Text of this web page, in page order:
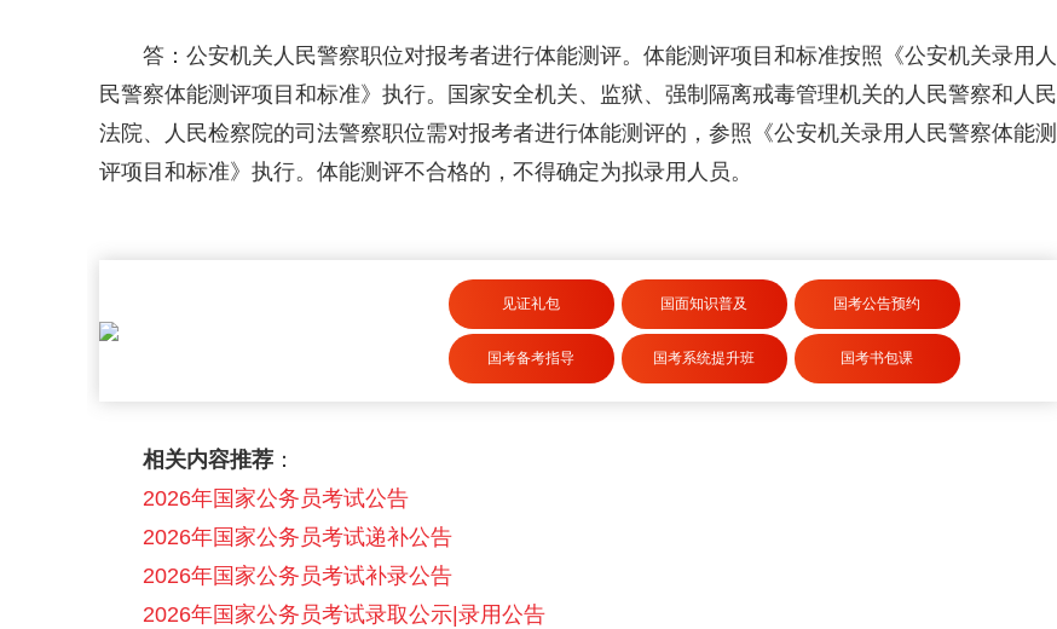
答：公安机关人民警察职位对报考者进行体能测评。体能测评项目和标准按照《公安机关录用人
民警察体能测评项目和标准》执行。国家安全机关、监狱、强制隔离戒毒管理机关的人民警察和人民
法院、人民检察院的司法警察职位需对报考者进行体能测评的，参照《公安机关录用人民警察体能测
评项目和标准》执行。体能测评不合格的，不得确定为拟录用人员。
见证礼包 国面知识普及 国考公告预约
国考备考指导 国考系统提升班 国考书包课
相关内容推荐 ：
2026年国家公务员考试公告
2026年国家公务员考试递补公告
2026年国家公务员考试补录公告
2026年国家公务员考试录取公示|录用公告